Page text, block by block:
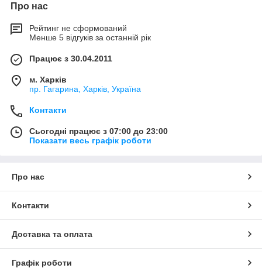
Про нас
Рейтинг не сформований
Менше 5 відгуків за останній рік
Працює з 30.04.2011
м. Харків
пр. Гагарина, Харків, Україна
Контакти
Сьогодні працює з 07:00 до 23:00
Показати весь графік роботи
Про нас
Контакти
Доставка та оплата
Графік роботи